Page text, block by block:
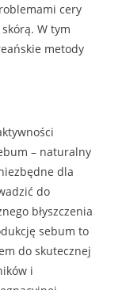
cery
W tym
metody
– naturalny
dla
do
błyszczenia
sebum to
do skutecznej
i